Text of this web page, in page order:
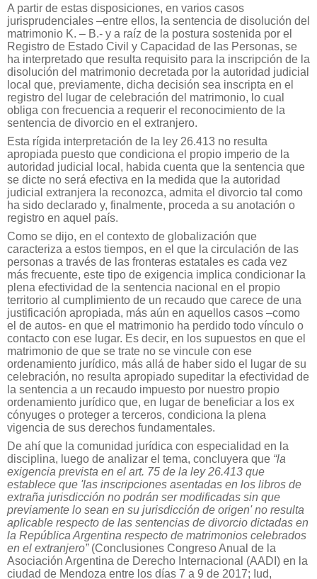
A partir de estas disposiciones, en varios casos
jurisprudenciales –entre ellos, la sentencia de disolución del
matrimonio K. – B.- y a raíz de la postura sostenida por el
Registro de Estado Civil y Capacidad de las Personas, se
ha interpretado que resulta requisito para la inscripción de la
disolución del matrimonio decretada por la autoridad judicial
local que, previamente, dicha decisión sea inscripta en el
registro del lugar de celebración del matrimonio, lo cual
obliga con frecuencia a requerir el reconocimiento de la
sentencia de divorcio en el extranjero.
Esta rígida interpretación de la ley 26.413 no resulta
apropiada puesto que condiciona el propio imperio de la
autoridad judicial local, habida cuenta que la sentencia que
se dicte no será efectiva en la medida que la autoridad
judicial extranjera la reconozca, admita el divorcio tal como
ha sido declarado y, finalmente, proceda a su anotación o
registro en aquel país.
Como se dijo, en el contexto de globalización que
caracteriza a estos tiempos, en el que la circulación de las
personas a través de las fronteras estatales es cada vez
más frecuente, este tipo de exigencia implica condicionar la
plena efectividad de la sentencia nacional en el propio
territorio al cumplimiento de un recaudo que carece de una
justificación apropiada, más aún en aquellos casos –como
el de autos- en que el matrimonio ha perdido todo vínculo o
contacto con ese lugar. Es decir, en los supuestos en que el
matrimonio de que se trate no se vincule con ese
ordenamiento jurídico, más allá de haber sido el lugar de su
celebración, no resulta apropiado supeditar la efectividad de
la sentencia a un recaudo impuesto por nuestro propio
ordenamiento jurídico que, en lugar de beneficiar a los ex
cónyuges o proteger a terceros, condiciona la plena
vigencia de sus derechos fundamentales.
De ahí que la comunidad jurídica con especialidad en la
disciplina, luego de analizar el tema, concluyera que “la
exigencia prevista en el art. 75 de la ley 26.413 que
establece que 'las inscripciones asentadas en los libros de
extraña jurisdicción no podrán ser modificadas sin que
previamente lo sean en su jurisdicción de origen' no resulta
aplicable respecto de las sentencias de divorcio dictadas en
la República Argentina respecto de matrimonios celebrados
en el extranjero” (Conclusiones Congreso Anual de la
Asociación Argentina de Derecho Internacional (AADI) en la
ciudad de Mendoza entre los días 7 a 9 de 2017; Iud,